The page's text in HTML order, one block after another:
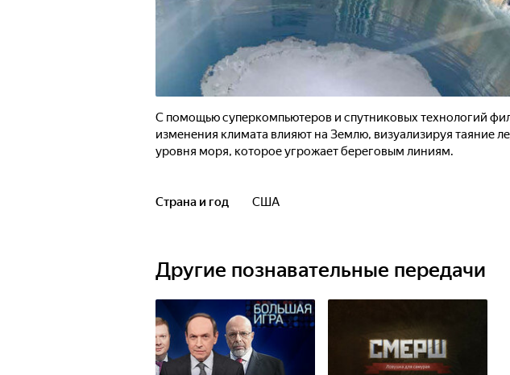
С помощью суперкомпьютеров и спутниковых технологий
изменения климата влияют на Землю, визуализируя таяние
уровня моря, которое угрожает береговым линиям.
Страна и год США
Другие познавательные передачи